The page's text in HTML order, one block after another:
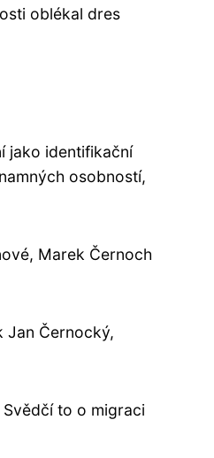
oblékal dres
jako identifikační
osobností,
Marek Černoch
Jan Černocký,
to o migraci